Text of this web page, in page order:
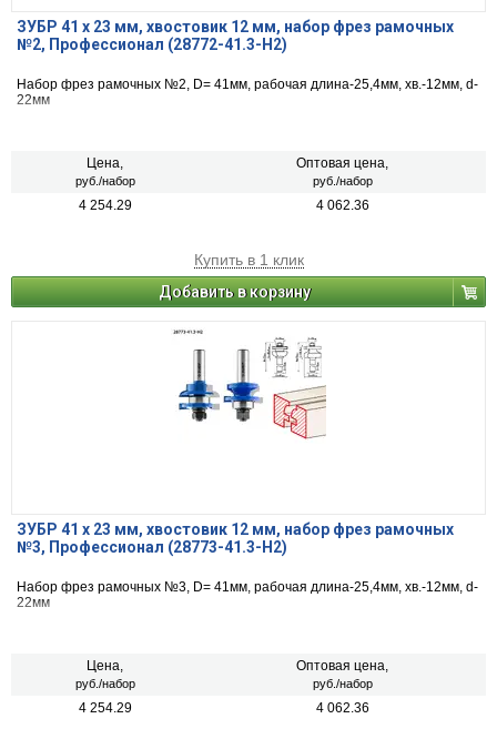
ЗУБР 41 x 23 мм, хвостовик 12 мм, набор фрез рамочных
№2, Профессионал (28772-41.3-H2)
Набор фрез рамочных №2, D= 41мм, рабочая длина-25,4мм, хв.-12мм, d-
22мм
Цена,
руб./набор
Оптовая цена,
руб./набор
4 254.29 4 062.36
Купить в 1 клик
Добавить в корзину
ЗУБР 41 x 23 мм, хвостовик 12 мм, набор фрез рамочных
№3, Профессионал (28773-41.3-H2)
Набор фрез рамочных №3, D= 41мм, рабочая длина-25,4мм, хв.-12мм, d-
22мм
Цена,
руб./набор
Оптовая цена,
руб./набор
4 254.29 4 062.36